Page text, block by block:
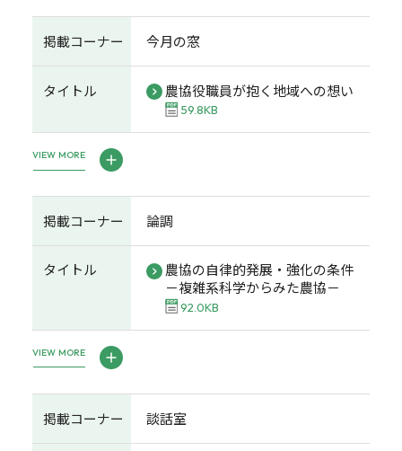
掲載コーナー 今月の窓
タイトル 農協役職員が抱く地域への想い
59.8KB
VIEW MORE
掲載コーナー 論調
タイトル
農協の自律的発展・強化の条件
－複雑系科学からみた農協－
92.0KB
VIEW MORE
掲載コーナー 談話室